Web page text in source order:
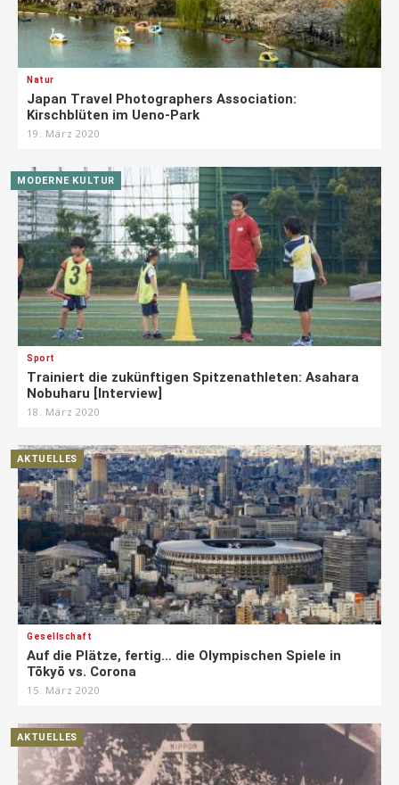
Natur
Japan Travel Photographers Association:
Kirschblüten im Ueno-Park
19. März 2020
MODERNE KULTUR
Sport
Trainiert die zukünftigen Spitzenathleten: Asahara
Nobuharu [Interview]
18. März 2020
AKTUELLES
Gesellschaft
Auf die Plätze, fertig… die Olympischen Spiele in
Tōkyō vs. Corona
15. März 2020
AKTUELLES